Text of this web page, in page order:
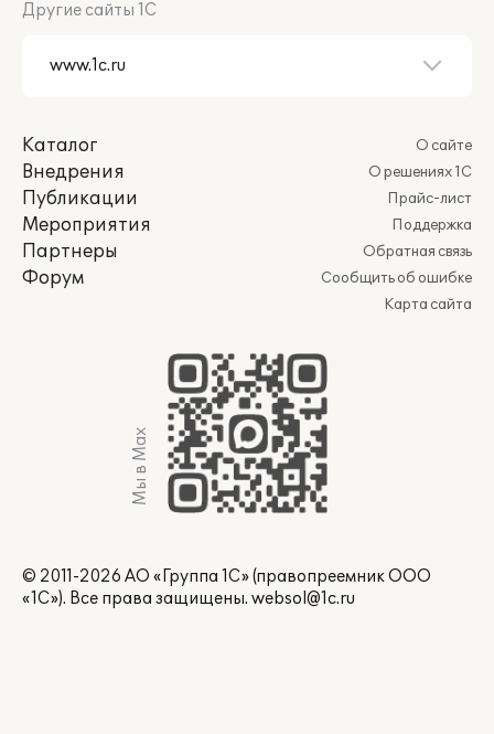
Другие сайты 1С
Каталог
Внедрения
Публикации
Мероприятия
Партнеры
Форум
О сайте
О решениях 1С
Прайс-лист
Поддержка
Обратная связь
Сообщить об ошибке
Карта сайта
Мы в Max
© 2011-2026 АО «Группа 1С» (правопреемник ООО
«1С»). Все права защищены. websol@1c.ru